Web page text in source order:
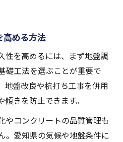
高める方法
性を高めるには、まず地盤調
礎工法を選ぶことが重要で
地盤改良や杭打ち工事を併用
きを防止できます。
やコンクリートの品質管理も
。愛知県の気候や地盤条件に